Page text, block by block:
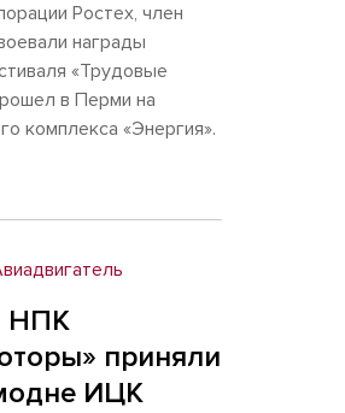
Ростех, член
награды
«Трудовые
в Перми на
комплекса «Энергия».
НПК
приняли
ИЦК